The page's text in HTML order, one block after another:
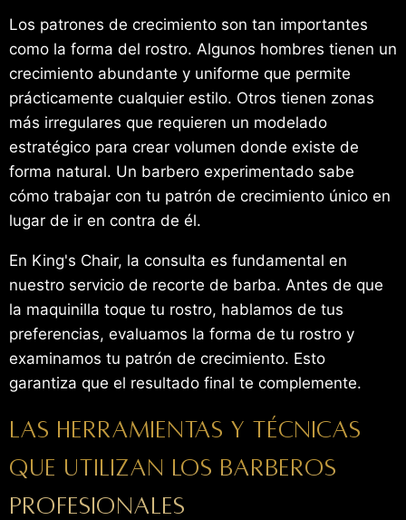
Los patrones de crecimiento son tan importantes
como la forma del rostro. Algunos hombres tienen un
crecimiento abundante y uniforme que permite
prácticamente cualquier estilo. Otros tienen zonas
más irregulares que requieren un modelado
estratégico para crear volumen donde existe de
forma natural. Un barbero experimentado sabe
cómo trabajar con tu patrón de crecimiento único en
lugar de ir en contra de él.
En King's Chair, la consulta es fundamental en
nuestro servicio de recorte de barba. Antes de que
la maquinilla toque tu rostro, hablamos de tus
preferencias, evaluamos la forma de tu rostro y
examinamos tu patrón de crecimiento. Esto
garantiza que el resultado final te complemente.
Las herramientas y técnicas
que utilizan los barberos
profesionales